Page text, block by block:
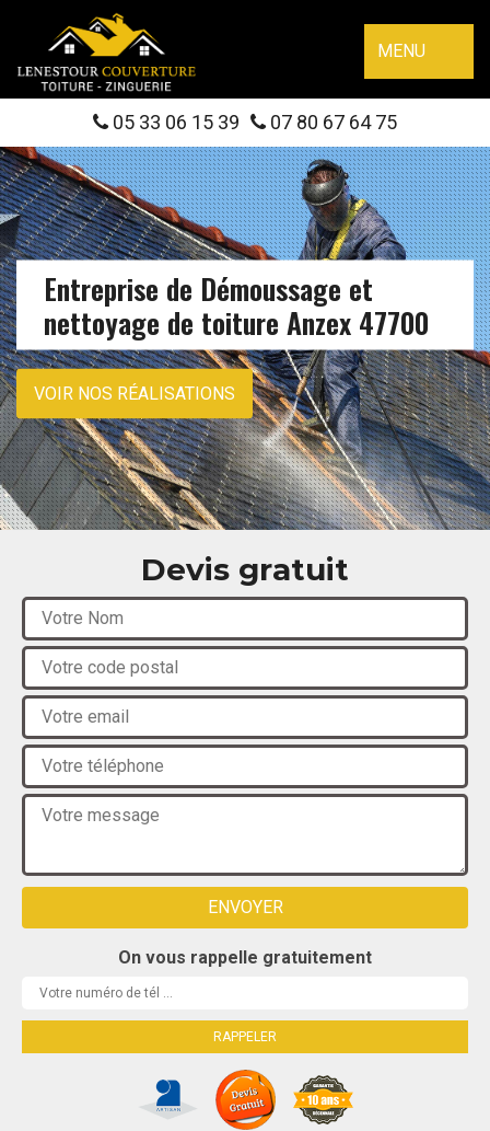
MENU
05 33 06 15 39 07 80 67 64 75
Entreprise de Démoussage et
nettoyage de toiture Anzex 47700
VOIR NOS RÉALISATIONS
Devis gratuit
On vous rappelle gratuitement